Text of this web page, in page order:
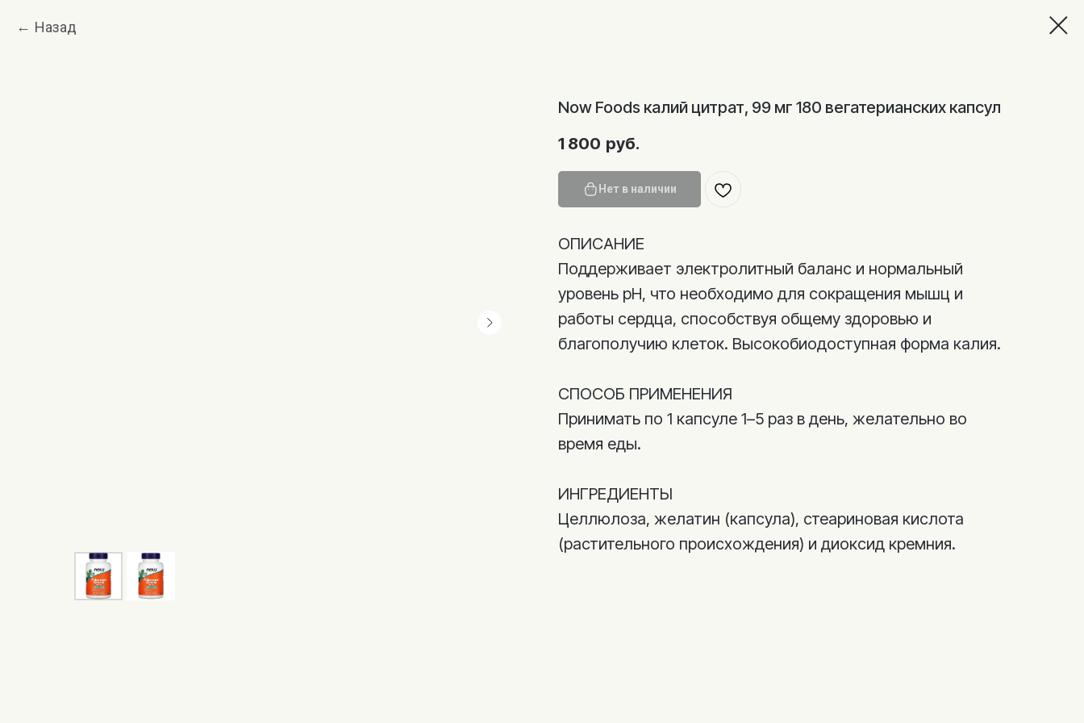
Назад
Now Foods калий цитрат, 99 мг 180 вегатерианских капсул
1 800 руб.
Нет в наличии
ОПИСАНИЕ
Поддерживает электролитный баланс и нормальный
уровень pH, что необходимо для сокращения мышц и
работы сердца, способствуя общему здоровью и
благополучию клеток. Высокобиодоступная форма калия.
СПОСОБ ПРИМЕНЕНИЯ
Принимать по 1 капсуле 1–5 раз в день, желательно во
время еды.
ИНГРЕДИЕНТЫ
Целлюлоза, желатин (капсула), стеариновая кислота
(растительного происхождения) и диоксид кремния.